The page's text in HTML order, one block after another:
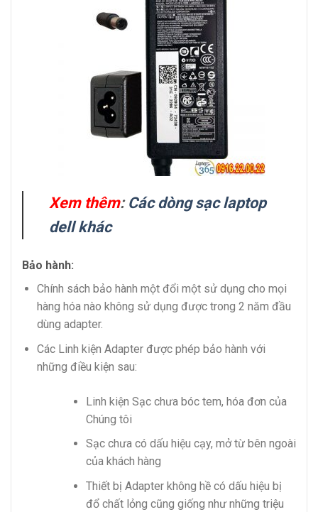
Xem thêm:Các dòng sạc laptop
dell khác
Bảo hành:
Chính sách bảo hành một đổi một sử dụng cho mọi
hàng hóa nào không sử dụng được trong 2 năm đầu
dùng adapter.
Các Linh kiện Adapter được phép bảo hành với
những điều kiện sau:
Linh kiện Sạc chưa bóc tem, hóa đơn của
Chúng tôi
Sạc chưa có dấu hiệu cạy, mở từ bên ngoài
của khách hàng
Thiết bị Adapter không hề có dấu hiệu bị
đổ chất lỏng cũng giống như những triệu